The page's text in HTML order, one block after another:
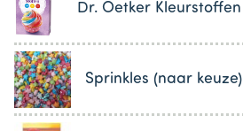
Dr. Oetker Kleurstoffen
Sprinkles (naar keuze)